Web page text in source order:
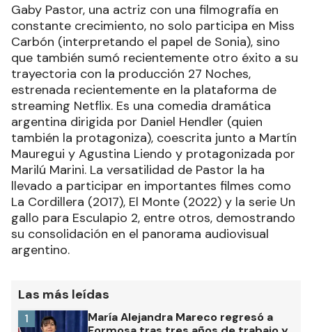
Gaby Pastor, una actriz con una filmografía en
constante crecimiento, no solo participa en Miss
Carbón (interpretando el papel de Sonia), sino
que también sumó recientemente otro éxito a su
trayectoria con la producción 27 Noches,
estrenada recientemente en la plataforma de
streaming Netflix. Es una comedia dramática
argentina dirigida por Daniel Hendler (quien
también la protagoniza), coescrita junto a Martín
Mauregui y Agustina Liendo y protagonizada por
Marilú Marini. La versatilidad de Pastor la ha
llevado a participar en importantes filmes como
La Cordillera (2017), El Monte (2022) y la serie Un
gallo para Esculapio 2, entre otros, demostrando
su consolidación en el panorama audiovisual
argentino.
Las más leídas
María Alejandra Mareco regresó a
1